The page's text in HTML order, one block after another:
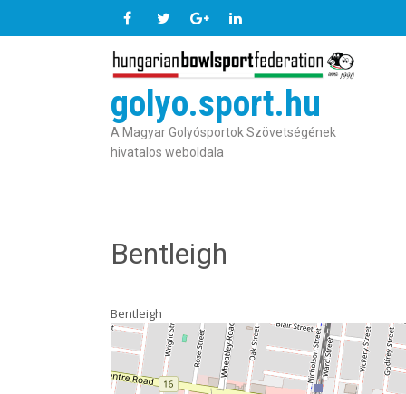
golyo.sport.hu
A Magyar Golyósportok Szövetségének
hivatalos weboldala
Bentleigh
Bentleigh